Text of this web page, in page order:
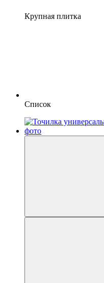
Крупная плитка
Список